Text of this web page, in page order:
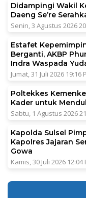
Didampingi Wakil
Daeng Se’re
Senin, 3 Agustus 2026
Estafet
Berganti, AKBP
Indra Waspada
Jumat, 31 Juli 2026 19:16
Poltekkes
Kader untuk
Sabtu, 1 Agustus 2026
Kapolda Sulsel
Kapolres Jajaran
Gowa
Kamis, 30 Juli 2026 12:04